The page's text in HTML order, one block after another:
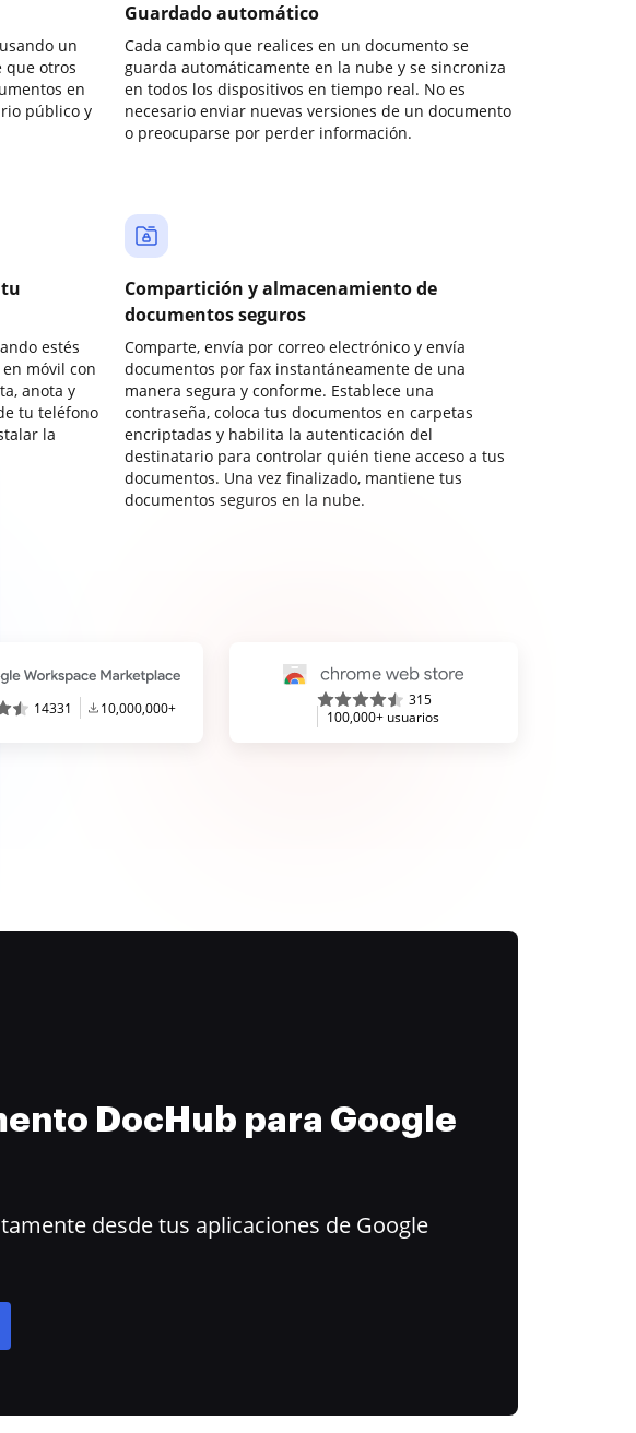
un
que otros
en
público y
Guardado automático
Cada cambio que realices en un documento se
guarda automáticamente en la nube y se sincroniza
en todos los dispositivos en tiempo real. No es
necesario enviar nuevas versiones de un documento
o preocuparse por perder información.
estés
móvil con
anota y
tu teléfono
la
Compartición y almacenamiento de
documentos seguros
Comparte, envía por correo electrónico y envía
documentos por fax instantáneamente de una
manera segura y conforme. Establece una
contraseña, coloca tus documentos en carpetas
encriptadas y habilita la autenticación del
destinatario para controlar quién tiene acceso a tus
documentos. Una vez finalizado, mantiene tus
documentos seguros en la nube.
14331 10,000,000+
315
100,000+ usuarios
DocHub para Google
desde tus aplicaciones de Google